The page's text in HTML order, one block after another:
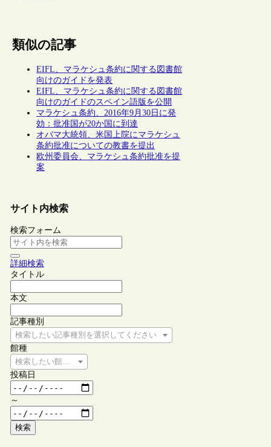
類似の記事
EIFL、マラケシュ条約に関する図書館
向けのガイドを発表
EIFL、マラケシュ条約に関する図書館
向けのガイドのスペイン語版を公開
マラケシュ条約、2016年9月30日に発
効：批准国が20か国に到達
オバマ大統領、米国上院にマラケシュ
条約批准についての教書を提出
欧州委員会、マラケシュ条約批准を提
案
サイト内検索
検索フォーム
詳細検索
タイトル
本文
記事種別
検索したい記事種別を選択してください
館種
検索したい館種を選択してください
投稿日
～
検索